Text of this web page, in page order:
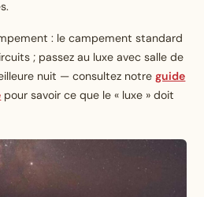
: le campement standard
; passez au luxe avec salle de
nuit — consultez notreguide
pour savoir ce que le « luxe » doit